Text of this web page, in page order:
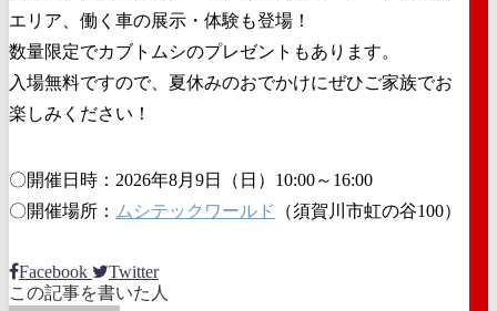
エリア、働く車の展示・体験も登場！
数量限定でカブトムシのプレゼントもあります。
入場無料ですので、夏休みのおでかけにぜひご家族でお
楽しみください！
〇開催日時：2026年8月9日（日）10:00～16:00
〇開催場所： ムシテックワールド （須賀川市虹の谷100）
Facebook
Twitter
この記事を書いた人